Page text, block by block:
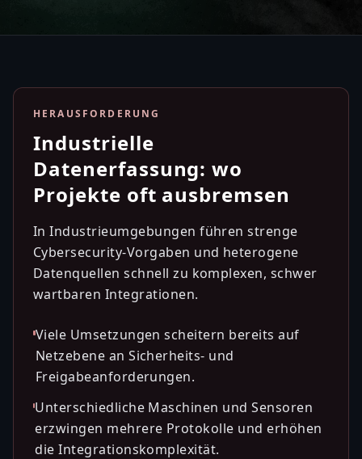
HERAUSFORDERUNG
Industrielle
Datenerfassung: wo
Projekte oft ausbremsen
In Industrieumgebungen führen strenge
Cybersecurity-Vorgaben und heterogene
Datenquellen schnell zu komplexen, schwer
wartbaren Integrationen.
Viele Umsetzungen scheitern bereits auf
Netzebene an Sicherheits- und
Freigabeanforderungen.
Unterschiedliche Maschinen und Sensoren
erzwingen mehrere Protokolle und erhöhen
die Integrationskomplexität.